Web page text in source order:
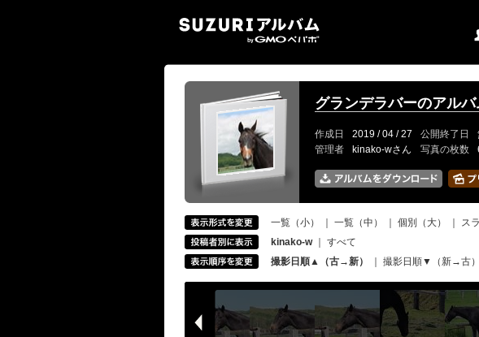
グランデラバーのアルバ
作成日 2019 / 04 / 27 公開終了日
管理者
kinako-wさん 写真の枚数
一覧（小） 一覧（中） 個別（大）
ス
kinako-w｜ すべて
撮影日順▲（古→新）
撮影日順▼（新→古）